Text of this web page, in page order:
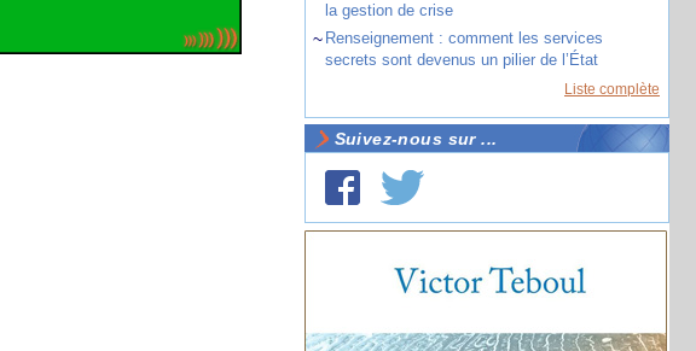
la gestion de crise
~ Renseignement : comment les services
secrets sont devenus un pilier de l’État
Liste complète
Suivez-nous sur ...